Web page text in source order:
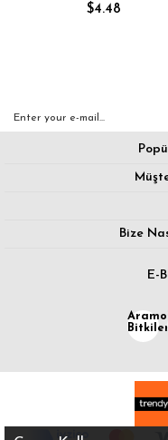
$4.48
Bize
E-